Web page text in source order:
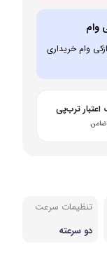
وام
وام خریداری
ترب‌پی
تنظیمات سرعت
دو سرعته